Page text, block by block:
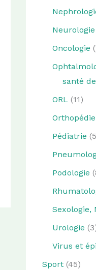
Neurologie
Oncologie
santé
ORL (11)
Orthopédie
Pédiatrie
Podologie
Sexologie,
Urologie
Virus et
Sport (45)